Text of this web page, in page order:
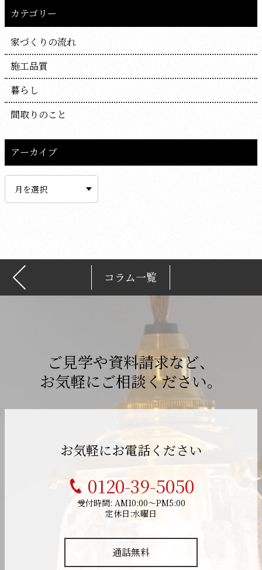
カテゴリー
家づくりの流れ
施工品質
暮らし
間取りのこと
アーカイブ
イ
コラム一覧
ご見学や資料請求など、
お気軽にご相談ください。
お気軽にお電話ください
0120-39-5050
受付時間: AM10:00～PM5:00
定休日:水曜日
通話無料